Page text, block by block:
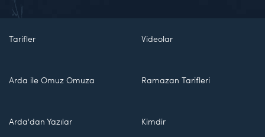
Tarifler Videolar
Arda ile Omuz Omuza Ramazan Tarifleri
Arda'dan Yazılar Kimdir